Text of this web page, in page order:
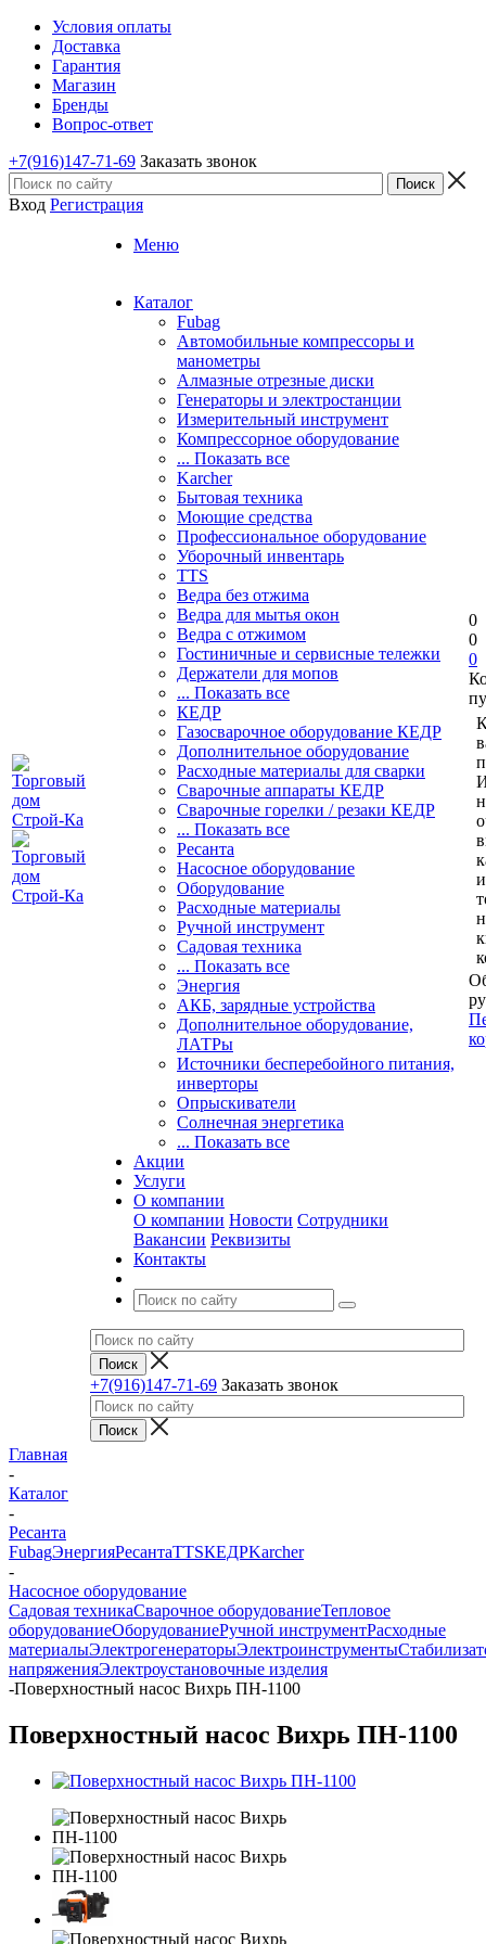
Условия оплаты
Доставка
Гарантия
Магазин
Бренды
Вопрос-ответ
+7(916)147-71-69 Заказать звонок
Вход Регистрация
Меню
Каталог
Fubag
Автомобильные компрессоры и
манометры
Алмазные отрезные диски
Генераторы и электростанции
Измерительный инструмент
Компрессорное оборудование
... Показать все
Karcher
Бытовая техника
Моющие средства
Профессиональное оборудование
Уборочный инвентарь
TTS
Ведра без отжима
Ведра для мытья окон
Ведра с отжимом
Гостиничные и сервисные тележки
Держатели для мопов
... Показать все
КЕДР
Газосварочное оборудование КЕДР
Дополнительное оборудование
Расходные материалы для сварки
Сварочные аппараты КЕДР
Сварочные горелки / резаки КЕДР
... Показать все
Ресанта
Насосное оборудование
Оборудование
Расходные материалы
Ручной инструмент
Садовая техника
... Показать все
Энергия
АКБ, зарядные устройства
Дополнительное оборудование,
ЛАТРы
Источники бесперебойного питания,
инверторы
Опрыскиватели
Солнечная энергетика
... Показать все
Акции
Услуги
О компании
О компании Новости Сотрудники
Вакансии Реквизиты
Контакты
+7(916)147-71-69 Заказать звонок
0
0
0
Главная
-
Каталог
-
Ресанта
FubagЭнергияРесантаTTSКЕДРKarcher
-
Насосное оборудование
Садовая техникаСварочное оборудованиеТепловое
оборудованиеОборудованиеРучной инструментРасходные
материалыЭлектрогенераторыЭлектроинструменты
напряженияЭлектроустановочные изделия
-Поверхностный насос Вихрь ПН-1100
Поверхностный насос Вихрь ПН-1100